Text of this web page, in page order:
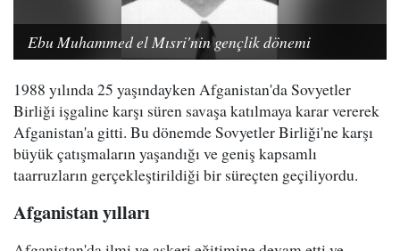
Ebu Muhammed el Mısri'nin gençlik dönemi
1988 yılında 25 yaşındayken Afganistan'da Sovyetler
Birliği işgaline karşı süren savaşa katılmaya karar vererek
Afganistan'a gitti. Bu dönemde Sovyetler Birliği'ne karşı
büyük çatışmaların yaşandığı ve geniş kapsamlı
taarruzların gerçekleştirildiği bir süreçten geçiliyordu.
Afganistan yılları